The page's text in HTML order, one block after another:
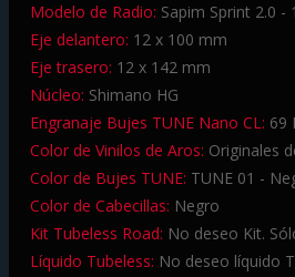
Modelo de Radio: Sapim Sprint 2.0 -
Eje delantero: 12 x 100 mm
Eje trasero: 12 x 142 mm
Núcleo: Shimano HG
Engranaje Bujes TUNE Nano CL: 69
Color de Vinilos de Aros: Originales
Color de Bujes TUNE: TUNE 01 -
Color de Cabecillas: Negro
Kit Tubeless Road: No deseo Kit.
Líquido Tubeless: No deseo líquido